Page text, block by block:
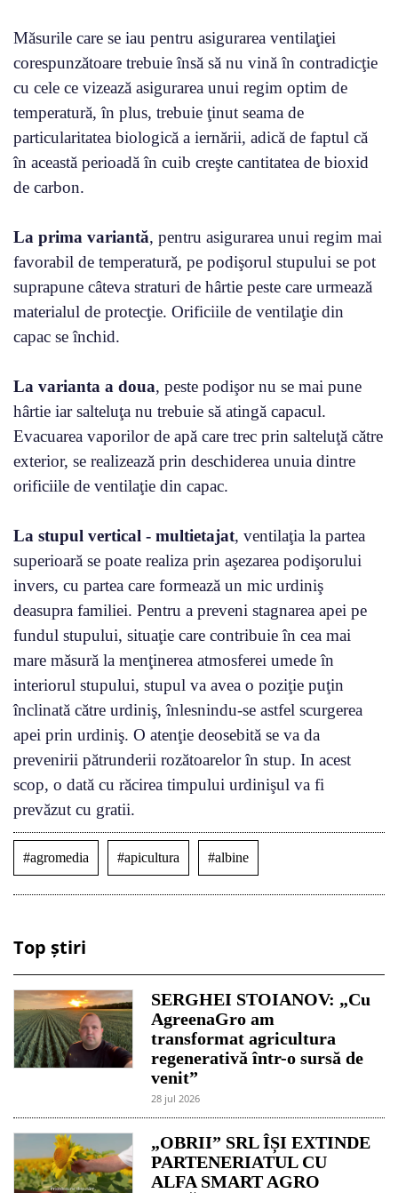
Măsurile care se iau pentru asigurarea ventilaţiei
corespunzătoare trebuie însă să nu vină în contradicţie
cu cele ce vizează asigurarea unui regim optim de
temperatură, în plus, trebuie ţinut seama de
particularitatea biologică a iernării, adică de faptul că
în această perioadă în cuib creşte cantitatea de bioxid
de carbon.
La prima variantă, pentru asigurarea unui regim mai
favorabil de temperatură, pe podişorul stupului se pot
suprapune câteva straturi de hârtie peste care urmează
materialul de protecţie. Orificiile de ventilaţie din
capac se închid.
La varianta a doua, peste podişor nu se mai pune
hârtie iar salteluţa nu trebuie să atingă capacul.
Evacuarea vaporilor de apă care trec prin salteluţă către
exterior, se realizează prin deschiderea unuia dintre
orificiile de ventilaţie din capac.
La stupul vertical - multietajat, ventilaţia la partea
superioară se poate realiza prin aşezarea podişorului
invers, cu partea care formează un mic urdiniş
deasupra familiei. Pentru a preveni stagnarea apei pe
fundul stupului, situaţie care contribuie în cea mai
mare măsură la menţinerea atmosferei umede în
interiorul stupului, stupul va avea o poziţie puţin
înclinată către urdiniş, înlesnindu-se astfel scurgerea
apei prin urdiniş. O atenţie deosebită se va da
prevenirii pătrunderii rozătoarelor în stup. In acest
scop, o dată cu răcirea timpului urdinişul va fi
prevăzut cu gratii.
#agromedia #apicultura #albine
Top știri
SERGHEI STOIANOV: „Cu
AgreenaGro am
transformat agricultura
regenerativă într-o sursă de
venit”
28 jul 2026
„OBRII” SRL ÎȘI EXTINDE
PARTENERIATUL CU
ALFA SMART AGRO